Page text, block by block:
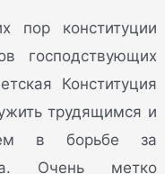
пор конституции
господствующих
Конституция
трудящимся и
в борьбе за
Очень метко